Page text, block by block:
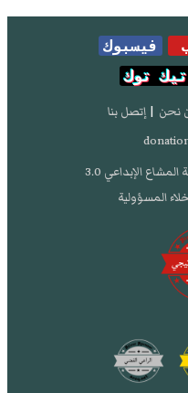
فيسبوك
تيك توك
نحن | إتصل بنا
الإبداعي 3.0
المسؤولية